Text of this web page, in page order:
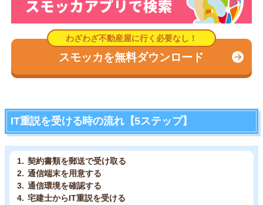
スモッカを無料ダウンロード
IT重説を受ける時の流れ【5ステップ】
契約書類を郵送で受け取る
通信端末を用意する
通信環境を確認する
宅建士からIT重説を受ける